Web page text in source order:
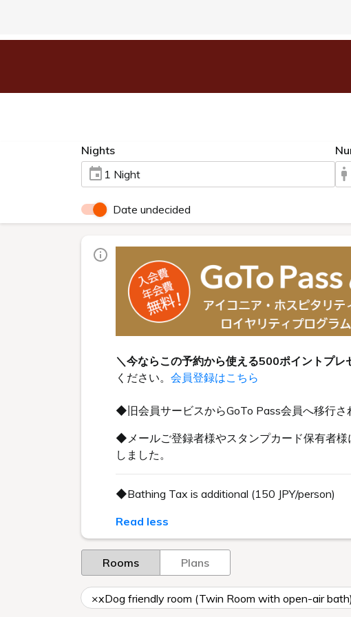
Nights
1 Night
Date undecided
＼今ならこの予約から使える500ポイントプ
ください。 会員登録はこちら
◆旧会員サービスからGoTo Pass会員へ移行さ
◆メールご登録者様やスタンプカード保有者
しました。
◆Bathing Tax is additional (150 JPY/person)
Read less
Rooms Plans
×xDog friendly room (Twin Room with open-air